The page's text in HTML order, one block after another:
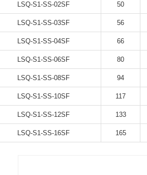
LSQ-S1-SS-02SF 50
LSQ-S1-SS-03SF 56
LSQ-S1-SS-04SF 66
LSQ-S1-SS-06SF 80
LSQ-S1-SS-08SF 94
LSQ-S1-SS-10SF 117
LSQ-S1-SS-12SF 133
LSQ-S1-SS-16SF 165